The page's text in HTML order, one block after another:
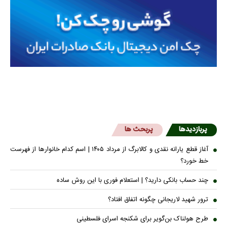
پربازدیدها پربحث ها
آغاز قطع یارانه نقدی و کالابرگ از مرداد ۱۴۰۵ | اسم کدام خانوار‌ها از فهرست
خط خورد؟
چند حساب بانکی دارید؟ | استعلام فوری با این روش ساده
ترور شهید لاریجانی چگونه اتفاق افتاد؟
طرح هولناک بن‌گویر برای شکنجه اسرای فلسطینی